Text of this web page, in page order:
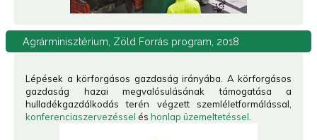
Agrárminisztérium, Zöld Forrás program, 2018
Lépések a körforgásos gazdaság irányába. A körforgásos
gazdaság hazai megvalósulásának támogatása a
hulladékgazdálkodás terén végzett szemléletformálással,
konferenciaszervezéssel és honlap üzemeltetéssel